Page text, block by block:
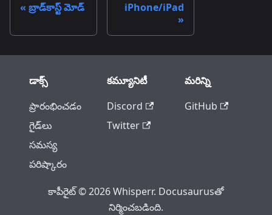
బ్రాడ్‌కాస్ట్ మోడ్ iPhone/iPad
డాక్స్
ప్రారంభించడం
గైడ్‌లు
సమస్య
పరిష్కారం
కమ్యూనిటీ
Discord
Twitter
మరిన్ని
GitHub
కాపీరైట్ © 2026 Whisperr. Docusaurusతో
నిర్మించబడింది.